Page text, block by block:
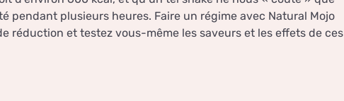
pendant plusieurs heures. Faire un régime avec Natural Mojo
réduction et testez vous-même les saveurs et les effets de ces